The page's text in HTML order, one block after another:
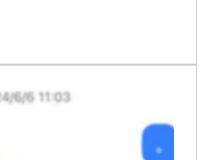
臉書發文指控，有
圖提醒消費者提高警